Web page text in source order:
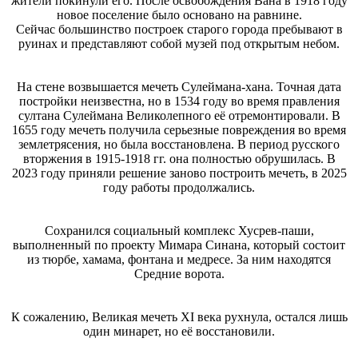
новое поселение было основано на равнине.
Сейчас большинство построек старого города пребывают в
руинах и представляют собой музей под открытым небом.
На стене возвышается мечеть Сулеймана-хана. Точная дата
постройки неизвестна, но в 1534 году во время правления
султана Сулеймана Великолепного её отремонтировали. В
1655 году мечеть получила серьезные повреждения во время
землетрясения, но была восстановлена. В период русского
вторжения в 1915-1918 гг. она полностью обрушилась. В
2023 году приняли решение заново построить мечеть, в 2025
году работы продолжались.
Сохранился социальный комплекс Хусрев-паши,
выполненный по проекту Мимара Синана, который состоит
из тюрбе, хамама, фонтана и медресе. За ним находятся
Средние ворота.
К сожалению, Великая мечеть XI века рухнула, остался лишь
один минарет, но её восстановили.